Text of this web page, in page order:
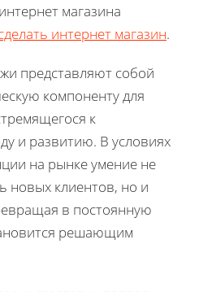
магазина
интернет магазин.
представляют собой
компоненту для
к
и развитию. В условиях
на рынке умение не
новых клиентов, но и
в постоянную
решающим